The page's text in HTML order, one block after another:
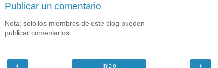
Publicar un comentario
Nota: solo los miembros de este blog pueden
publicar comentarios.
‹ ›
Inicio